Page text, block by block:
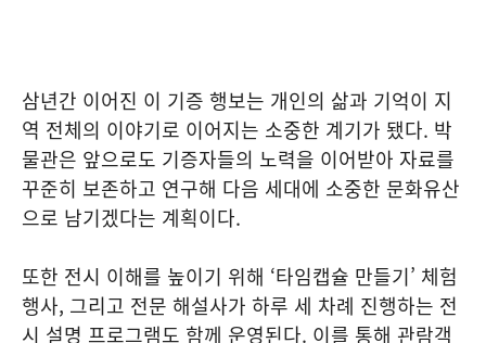
삼년간 이어진 이 기증 행보는 개인의 삶과 기억이 지
역 전체의 이야기로 이어지는 소중한 계기가 됐다. 박
물관은 앞으로도 기증자들의 노력을 이어받아 자료를
꾸준히 보존하고 연구해 다음 세대에 소중한 문화유산
으로 남기겠다는 계획이다.
또한 전시 이해를 높이기 위해 ‘타임캡슐 만들기’ 체험
행사, 그리고 전문 해설사가 하루 세 차례 진행하는 전
시 설명 프로그램도 함께 운영된다. 이를 통해 관람객